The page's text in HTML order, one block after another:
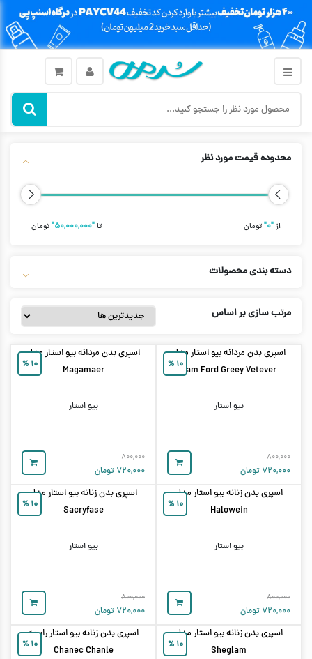
محدوده قیمت مورد نظر
از"۰" تومان تا"۵۰,۰۰۰,۰۰۰" تومان
دسته بندی محصولات
مرتب سازی بر اساس
۱۰ %
اسپری بدن مردانه بیو استار مدل
Tam Ford Greey Vetever
بیو استار
۸۰۰,۰۰۰
۷۲۰,۰۰۰ تومان
۱۰ %
اسپری بدن مردانه بیو استار مدل
Magamaer
بیو استار
۸۰۰,۰۰۰
۷۲۰,۰۰۰ تومان
۱۰ %
اسپری بدن زنانه بیو استار مدل
Halowein
بیو استار
۸۰۰,۰۰۰
۷۲۰,۰۰۰ تومان
۱۰ %
اسپری بدن زنانه بیو استار مدل
Sacryfase
بیو استار
۸۰۰,۰۰۰
۷۲۰,۰۰۰ تومان
۱۰ %
اسپری بدن زنانه بیو استار مدل
Sheglam
۱۰ %
اسپری بدن زنانه بیو استار رایحه
Chanec Chanle